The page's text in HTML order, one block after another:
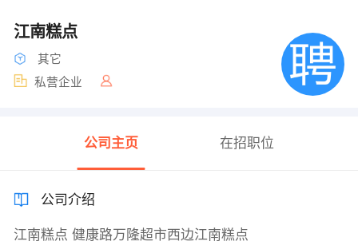
江南糕点
其它
私营企业
公司主页 在招职位
公司介绍
江南糕点 健康路万隆超市西边江南糕点